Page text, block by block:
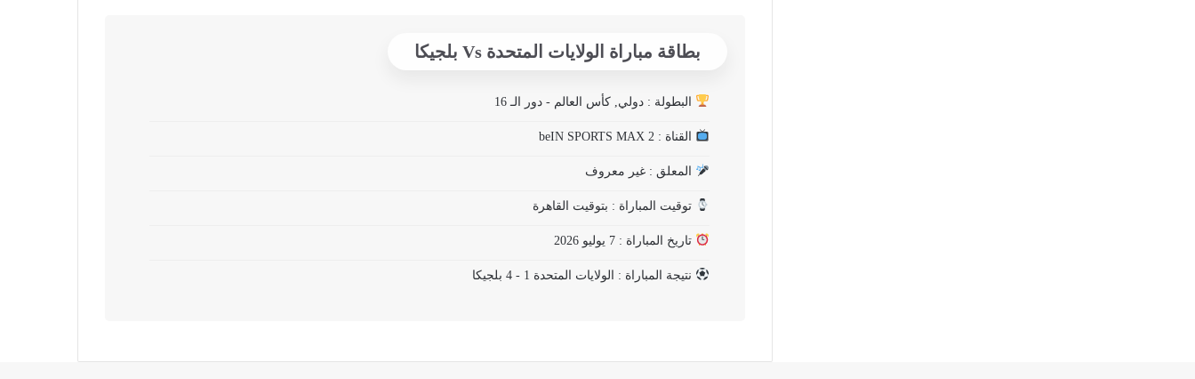
بطاقة مباراة الولايات المتحدة Vs بلجيكا
البطولة : دولي, كأس العالم - دور الـ 16
القناة : beIN SPORTS MAX 2
المعلق : غير معروف
توقيت المباراة : بتوقيت القاهرة
تاريخ المباراة : 7 يوليو 2026
نتيجة المباراة : الولايات المتحدة 1 - 4 بلجيكا